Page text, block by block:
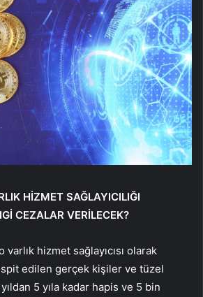
HİZMET SAĞLAYICILIĞI
CEZALAR VERİLECEK?
varlık hizmet sağlayıcısı olarak
edilen gerçek kişiler ve tüzel
5 yıla kadar hapis ve 5 bin